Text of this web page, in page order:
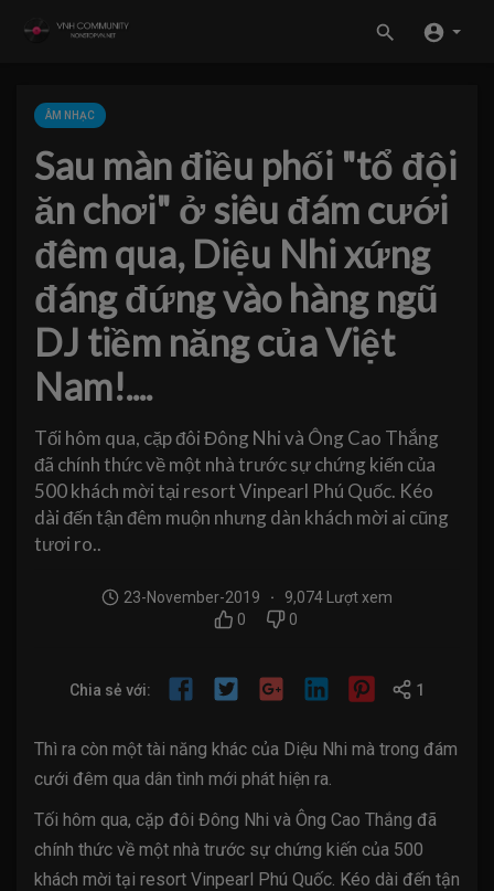
ÂM NHẠC
Sau màn điều phối "tổ đội
ăn chơi" ở siêu đám cưới
đêm qua, Diệu Nhi xứng
đáng đứng vào hàng ngũ
DJ tiềm năng của Việt
Nam!....
Tối hôm qua, cặp đôi Đông Nhi và Ông Cao Thắng
đã chính thức về một nhà trước sự chứng kiến của
500 khách mời tại resort Vinpearl Phú Quốc. Kéo
dài đến tận đêm muộn nhưng dàn khách mời ai cũng
tươi ro..
23-November-2019 ·
9,074 Lượt xem
0
0
Chia sẻ với: 1
Thì ra còn một tài năng khác của Diệu Nhi mà trong đám
cưới đêm qua dân tình mới phát hiện ra.
Tối hôm qua, cặp đôi Đông Nhi và Ông Cao Thắng đã
chính thức về một nhà trước sự chứng kiến của 500
khách mời tại resort Vinpearl Phú Quốc. Kéo dài đến tận